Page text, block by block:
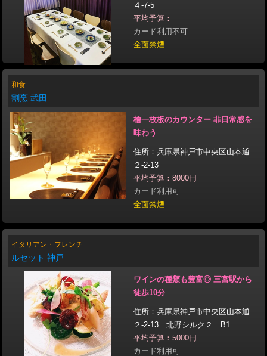
４-7-5
平均予算：
カード利用不可
全面禁煙
和食
割烹 武田
檜一枚板のカウンター 非日常感を
味わう
住所：兵庫県神戸市中央区山本通
２-2-13
平均予算：8000円
カード利用可
全面禁煙
イタリアン・フレンチ
ルセット 神戸
ワインの種類も豊富◎ 三宮駅から
徒歩10分
住所：兵庫県神戸市中央区山本通
２-2-13 北野シルク２ B1
平均予算：5000円
カード利用可